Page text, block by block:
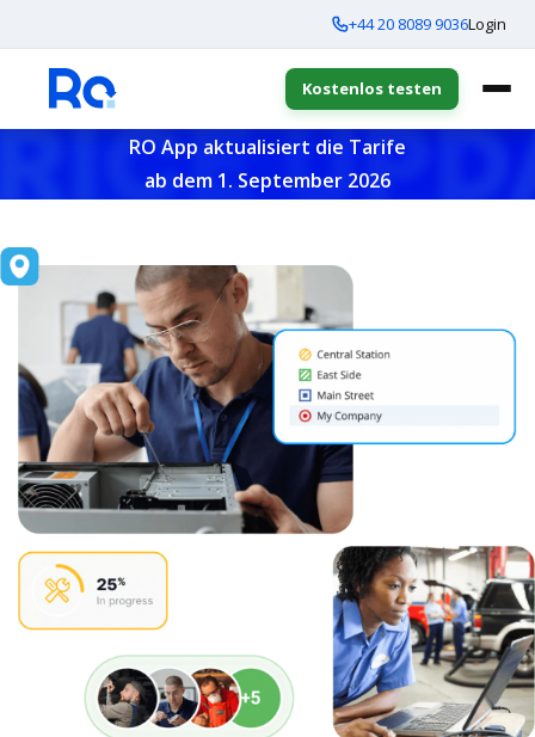
+44 20 8089 9036Login
Kostenlos testen
RO App aktualisiert die Tarife
ab dem 1. September 2026